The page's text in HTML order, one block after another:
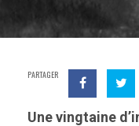
PARTAGER
Une vingtaine